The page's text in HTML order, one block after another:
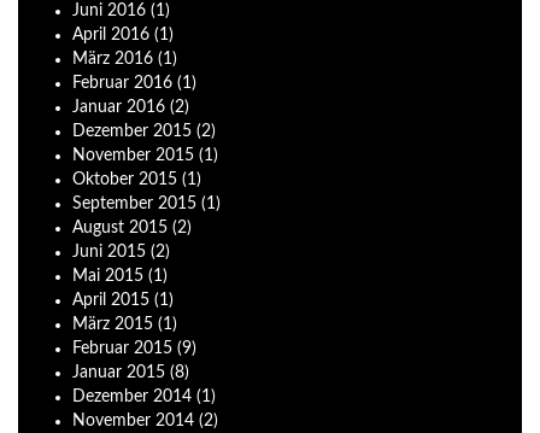
Juni 2016 (1)
April 2016 (1)
März 2016 (1)
Februar 2016 (1)
Januar 2016 (2)
Dezember 2015 (2)
November 2015 (1)
Oktober 2015 (1)
September 2015 (1)
August 2015 (2)
Juni 2015 (2)
Mai 2015 (1)
April 2015 (1)
März 2015 (1)
Februar 2015 (9)
Januar 2015 (8)
Dezember 2014 (1)
November 2014 (2)